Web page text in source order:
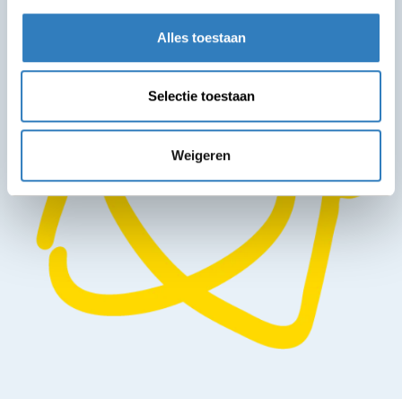
Alles toestaan
Selectie toestaan
Weigeren